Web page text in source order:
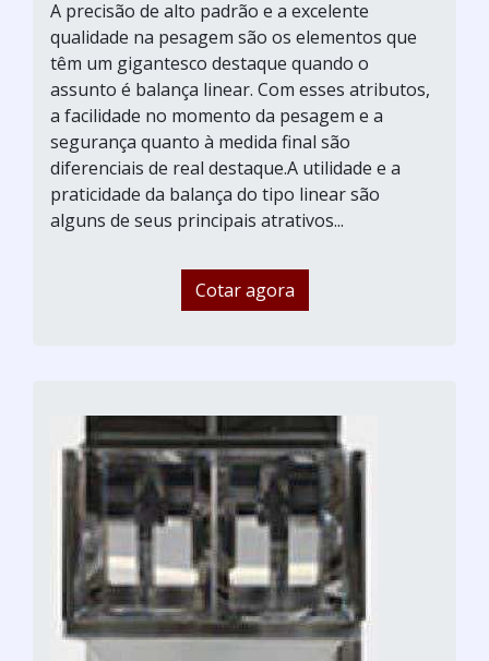
A precisão de alto padrão e a excelente
qualidade na pesagem são os elementos que
têm um gigantesco destaque quando o
assunto é balança linear. Com esses atributos,
a facilidade no momento da pesagem e a
segurança quanto à medida final são
diferenciais de real destaque.A utilidade e a
praticidade da balança do tipo linear são
alguns de seus principais atrativos...
Cotar agora